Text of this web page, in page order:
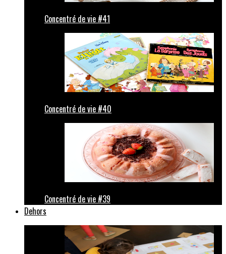
Concentré de vie #41
Concentré de vie #40
Concentré de vie #39
Dehors